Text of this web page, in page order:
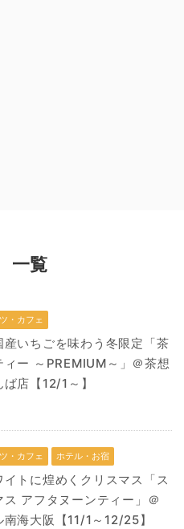
一覧
・カフェ
産いちごを味わう冬限定「茶
ィー ～PREMIUM～」＠茶想
店【12/1～】
・カフェ ホテル・お宿
トに煌めくクリスマス「ス
ス アフタヌーンティー」＠
海大阪【11/1～12/25】